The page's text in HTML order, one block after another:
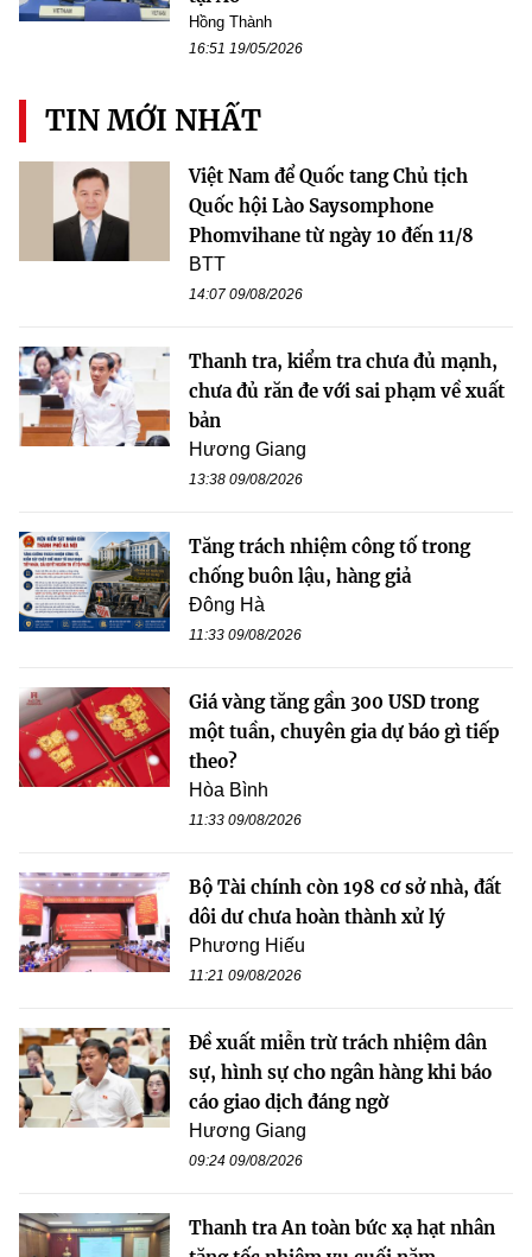
Hồng Thành
16:51 19/05/2026
TIN MỚI NHẤT
Việt Nam để Quốc tang Chủ tịch
Quốc hội Lào Saysomphone
Phomvihane từ ngày 10 đến 11/8
BTT
14:07 09/08/2026
Thanh tra, kiểm tra chưa đủ mạnh,
chưa đủ răn đe với sai phạm về xuất
bản
Hương Giang
13:38 09/08/2026
Tăng trách nhiệm công tố trong
chống buôn lậu, hàng giả
Đông Hà
11:33 09/08/2026
Giá vàng tăng gần 300 USD trong
một tuần, chuyên gia dự báo gì tiếp
theo?
Hòa Bình
11:33 09/08/2026
Bộ Tài chính còn 198 cơ sở nhà, đất
dôi dư chưa hoàn thành xử lý
Phương Hiếu
11:21 09/08/2026
Đề xuất miễn trừ trách nhiệm dân
sự, hình sự cho ngân hàng khi báo
cáo giao dịch đáng ngờ
Hương Giang
09:24 09/08/2026
Thanh tra An toàn bức xạ hạt nhân